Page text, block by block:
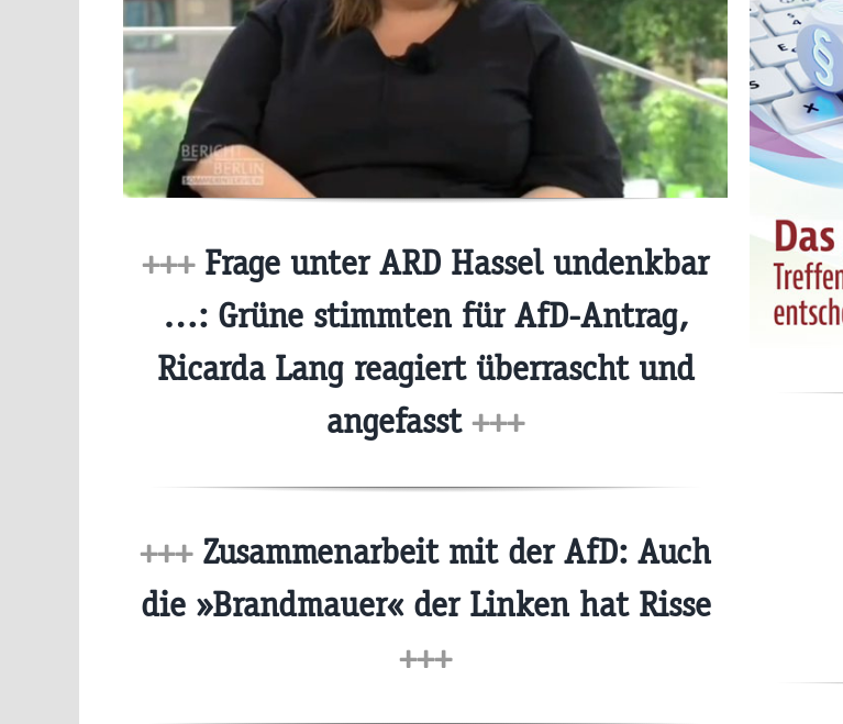
+++Frage unter ARD Hassel undenkbar
…: Grüne stimmten für AfD-Antrag,
Ricarda Lang reagiert überrascht und
angefasst +++
+++Zusammenarbeit mit der AfD: Auch
die »Brandmauer« der Linken hat Risse
+++